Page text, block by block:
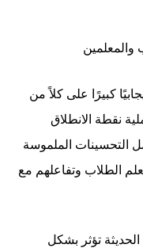
والمعلمين
كبيرًا على كلاً من
نقطة الانطلاق
التحسينات الملموسة
الطلاب وتفاعلهم مع
تؤثر بشكل